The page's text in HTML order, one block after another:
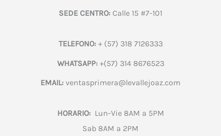
SEDE CENTRO: Calle 15 #7-101
TELEFONO:+ (57) 318 7126333
WHATSAPP:+(57) 314 8676523
EMAIL: ventasprimera@levallejoaz.com
HORARIO:Lun-Vie 8AM a 5PM
Sab 8AM a 2PM